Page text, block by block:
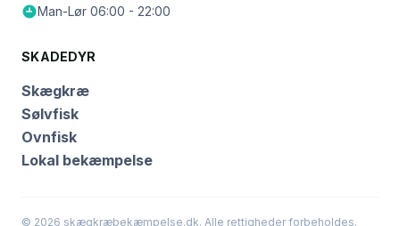
Man-Lør 06:00 - 22:00
SKADEDYR
Skægkræ
Sølvfisk
Ovnfisk
Lokal bekæmpelse
© 2026 skægkræbekæmpelse.dk. Alle rettigheder forbeholdes.